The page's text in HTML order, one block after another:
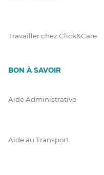
Travailler chez Click&Care
BON À SAVOIR
Aide Administrative
Aide au Transport